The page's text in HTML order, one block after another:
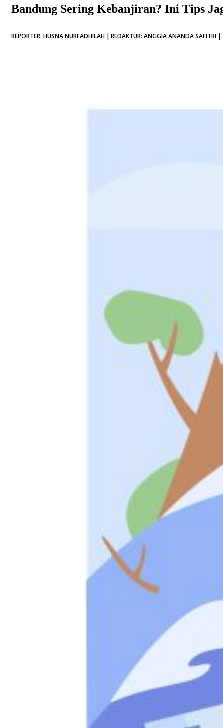
Bandung Sering Kebanjiran? Ini Tips
REPORTER: HUSNA NURFADHILAH | REDAKTUR: ANGGIA ANANDA SAFITRI